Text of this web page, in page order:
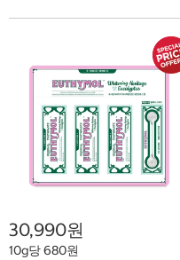
30,990원
10g당 680원